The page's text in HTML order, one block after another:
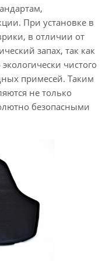
При установке в
в отличии от
запах, так как
чистого
примесей. Таким
не только
безопасными